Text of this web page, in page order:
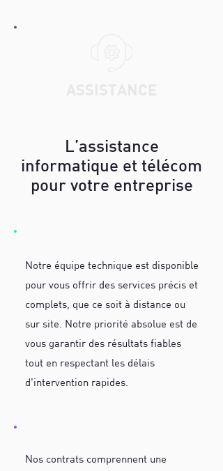
L’assistance
informatique et télécom
pour votre entreprise
Notre équipe technique est disponible
pour vous offrir des services précis et
complets, que ce soit à distance ou
sur site. Notre priorité absolue est de
vous garantir des résultats fiables
tout en respectant les délais
d'intervention rapides.
Nos contrats comprennent une